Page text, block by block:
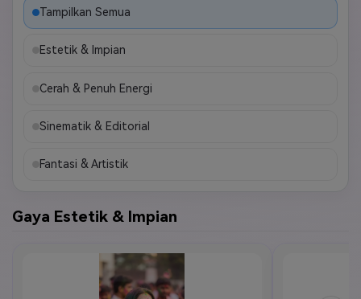
Tampilkan Semua
Estetik & Impian
Cerah & Penuh Energi
Sinematik & Editorial
Fantasi & Artistik
Gaya Estetik & Impian